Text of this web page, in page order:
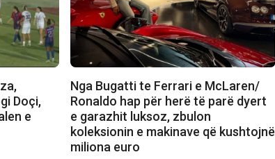
Doçi,
e
Nga Bugatti te Ferrari e McLaren/
Ronaldo hap për herë të parë dyert
e garazhit luksoz, zbulon
koleksionin e makinave që kushtojnë
miliona euro